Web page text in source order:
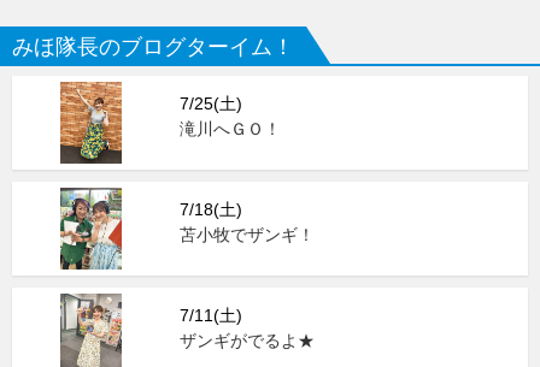
みほ隊長のブログターイム！
7/25(土)
滝川へＧＯ！
7/18(土)
苫小牧でザンギ！
7/11(土)
ザンギがでるよ★